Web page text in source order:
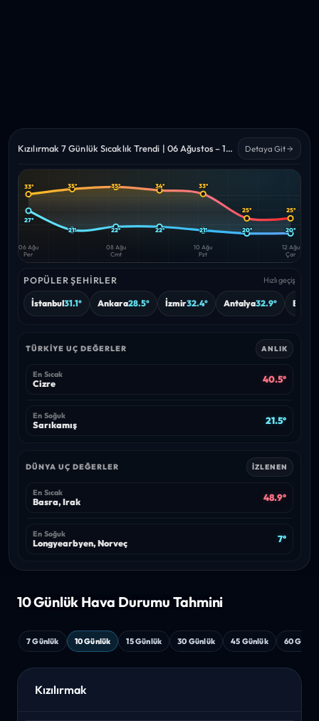
Kızılırmak 7 Günlük Sıcaklık Trendi | 06 Ağustos – 12 Ağustos 2026 Detaya Git
Yüksek
33°
27°
35°
21°
35°
22°
34°
22°
33°
21°
25°
20°
25°
20°
06 Ağu
Per
08 Ağu
Cmt
10 Ağu
Pzt
12 Ağu
Çar
POPÜLER ŞEHIRLER Hızlı geçiş
İstanbul31.1° Ankara28.5° İzmir32.4° Antalya32.9° Bursa
TÜRKIYE UÇ DEĞERLER ANLIK
En Sıcak
Cizre 40.5°
En Soğuk
Sarıkamış 21.5°
DÜNYA UÇ DEĞERLER İZLENEN
En Sıcak
Basra, Irak 48.9°
En Soğuk
Longyearbyen, Norveç 7°
10 Günlük Hava Durumu Tahmini
7 Günlük 10 Günlük 15 Günlük 30 Günlük 45 Günlük 60
Kızılırmak